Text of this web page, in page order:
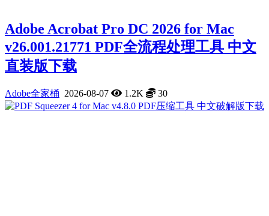
Adobe Acrobat Pro DC 2026 for Mac
v26.001.21771 PDF全流程处理工具 中文
直装版下载
Adobe全家桶 2026-08-07 1.2K 30